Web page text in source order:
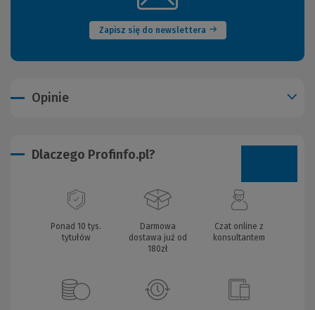
Zapisz się do newslettera
okno)
Opinie
Dlaczego Profinfo.pl?
Ponad 10 tys.
tytułów
Darmowa
dostawa już od
180zł
Czat online z
konsultantem